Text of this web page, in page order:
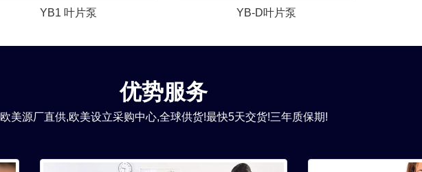
YB1 叶片泵 YB-D叶片泵
优势服务
欧美源厂直供,欧美设立采购中心,全球供货!最快5天交货!三年质保期!